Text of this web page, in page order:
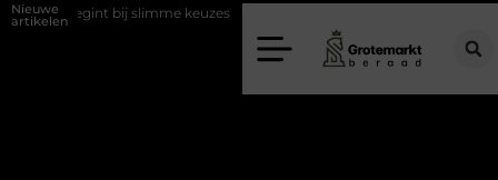
Nieuwe
artikelen
slimme keuzes Waarom kiezen voor een rijschool in Utrecht?